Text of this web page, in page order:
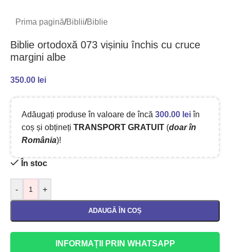
Prima pagină/Biblii/Biblie
Biblie ortodoxă 073 vișiniu închis cu cruce
margini albe
350.00 lei
Adăugați produse în valoare de încă 300.00 leiîn
coș și obțineți TRANSPORT GRATUIT (doar în
România)!
În stoc
- +
ADAUGĂ ÎN COȘ
INFORMAȚII PRIN WHATSAPP